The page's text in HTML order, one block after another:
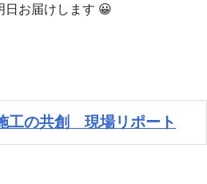
日お届けします 😀
工の共創 現場リポート